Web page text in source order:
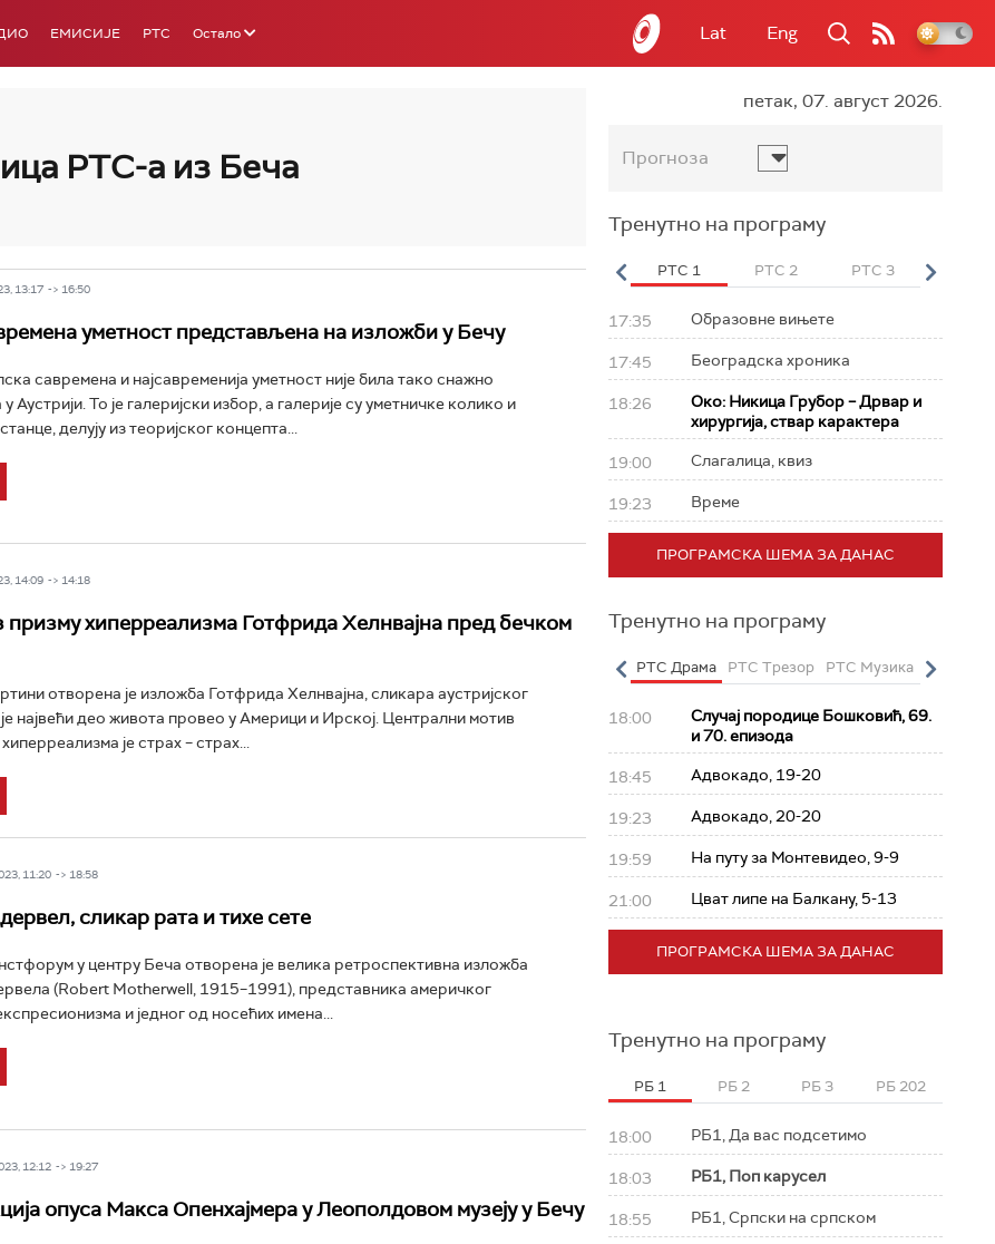
ЕМИСИЈЕ РТС Остало Lat Eng
РТС-а из Беча
13:17 -> 16:50
уметност представљена на изложби у Бечу
савремена и најсавременија уметност није била тако снажно
Аустрији. То је галеријски избор, а галерије су уметничке колико и
делују из теоријског концепта...
14:09 -> 14:18
призму хиперреализма Готфрида Хелнвајна пред бечком
отворена је изложба Готфрида Хелнвајна, сликара аустријског
највећи део живота провео у Америци и Ирској. Централни мотив
је страх – страх...
11:20 -> 18:58
сликар рата и тихе сете
у центру Беча отворена је велика ретроспективна изложба
(Robert Motherwell, 1915–1991), представника америчког
и једног од носећих имена...
12:12 -> 19:27
опуса Макса Опенхајмера у Леополдовом музеју у Бечу
петак, 07. август 2026.
Прогноза
Тренутно на програму
РТС 3 РТС Свет РТС HD РТС 1 РТС 2 РТС 3 РТС
17:35 Образовне вињете
17:45 Београдска хроника
18:26
Око: Никица Грубор – Дрвар и
хирургија, ствар карактера
19:00 Слагалица, квиз
19:23 Време
ПРОГРАМСКА ШЕМА ЗА ДАНАС
Тренутно на програму
РТС Полетарац РТС Драма РТС Трезор РТС Музика РТС
18:00
Случај породице Бошковић, 69.
и 70. епизода
18:45 Адвокадо, 19-20
19:23 Адвокадо, 20-20
19:59 На путу за Монтевидео, 9-9
21:00 Цват липе на Балкану, 5-13
ПРОГРАМСКА ШЕМА ЗА ДАНАС
Тренутно на програму
РБ 1 РБ 2 РБ 3 РБ 202
18:00 РБ1, Да вас подсетимо
18:03 РБ1, Поп карусел
18:55 РБ1, Српски на српском